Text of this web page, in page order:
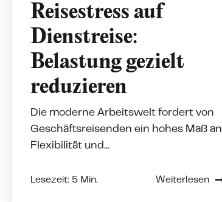
Reisestress auf
Dienstreise:
Belastung gezielt
reduzieren
Die moderne Arbeitswelt fordert von
Geschäftsreisenden ein hohes Maß an
Flexibilität und...
Lesezeit: 5 Min. Weiterlesen